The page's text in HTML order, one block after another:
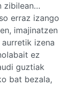
zibilean…
erraz izango
imajinatzen
izena
ez
guztiak
bat bezala,